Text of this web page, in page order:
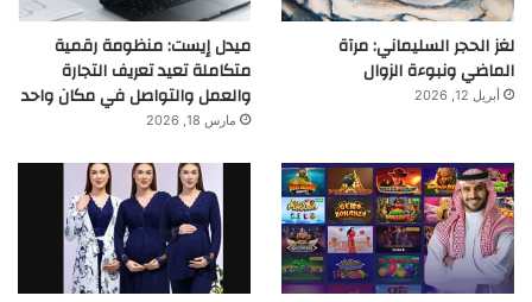
لغز الحجر السليماني: مرآة
الماضي ونبوءة الزوال
أبريل 12, 2026
ميدل إيست: منظومة رقمية
متكاملة تعيد تعريف التجارة
والعمل والتواصل في مكان واحد
مارس 18, 2026